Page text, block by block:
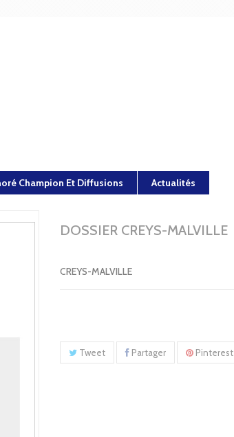
Champion Et Diffusions Actualités
DOSSIER CREYS-MALVILLE
CREYS-MALVILLE
Tweet Partager Pinterest